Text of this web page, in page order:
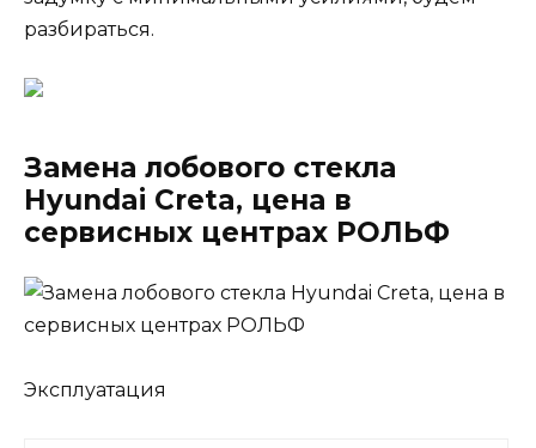
разбираться.
Замена лобового стекла
Hyundai Creta, цена в
сервисных центрах РОЛЬФ
Эксплуатация